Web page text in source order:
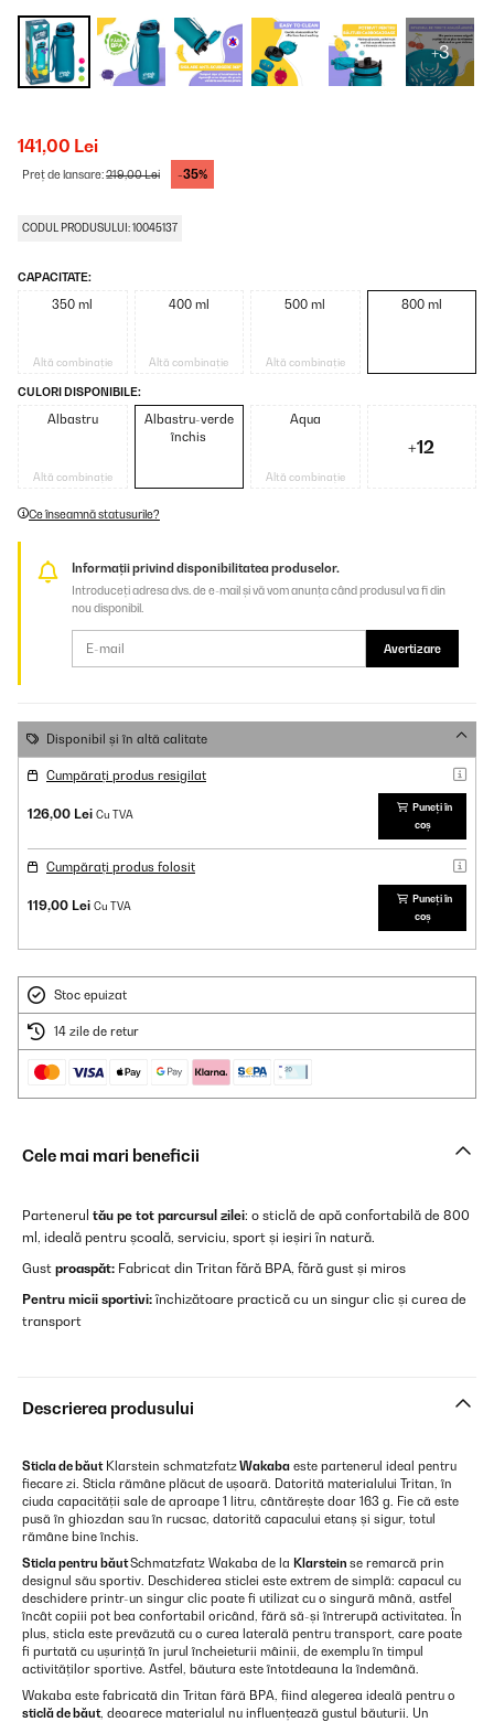
+3
141,00 Lei
Preț de lansare:219,00 Lei -35%
CODUL PRODUSULUI: 10045137
CAPACITATE:
350 ml
Altă combinație
400 ml
Altă combinație
500 ml
Altă combinație
800 ml
CULORI DISPONIBILE:
Albastru
Altă combinație
Albastru-verde
închis
Aqua
Altă combinație
+12
Ce înseamnă statusurile?
Informații privind disponibilitatea produselor.
Introduceți adresa dvs. de e-mail și vă vom anunța când produsul va fi din
nou disponibil.
Avertizare
Disponibil și în altă calitate
Cumpărați produs resigilat
126,00 Lei Cu TVA
Puneți în
coș
Cumpărați produs folosit
119,00 Lei Cu TVA
Puneți în
coș
Stoc epuizat
14 zile de retur
Cele mai mari beneficii
Partenerul tău pe tot parcursul zilei: o sticlă de apă confortabilă de 800
ml, ideală pentru școală, serviciu, sport și ieșiri în natură.
Gust proaspăt: Fabricat din Tritan fără BPA, fără gust și miros
Pentru micii sportivi:închizătoare practică cu un singur clic și curea de
transport
Descrierea produsului
Sticla de băutKlarstein schmatzfatzWakaba este partenerul ideal pentru
fiecare zi. Sticla rămâne plăcut de ușoară. Datorită materialului Tritan, în
ciuda capacității sale de aproape 1 litru, cântărește doar 163 g. Fie că este
pusă în ghiozdan sau în rucsac, datorită capacului etanș și sigur, totul
rămâne bine închis.
Sticla pentru băutSchmatzfatz Wakaba de la Klarstein se remarcă prin
designul său sportiv. Deschiderea sticlei este extrem de simplă: capacul cu
deschidere printr-un singur clic poate fi utilizat cu o singură mână, astfel
încât copiii pot bea confortabil oricând, fără să-și întrerupă activitatea. În
plus, sticla este prevăzută cu o curea laterală pentru transport, care poate
fi purtată cu ușurință în jurul încheieturii mâinii, de exemplu în timpul
activităților sportive. Astfel, băutura este întotdeauna la îndemână.
Wakaba este fabricată din Tritan fără BPA, fiind alegerea ideală pentru o
sticlă de băut, deoarece materialul nu influențează gustul băuturii. Un